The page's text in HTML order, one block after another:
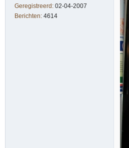
Geregistreerd: 02-04-2007
Berichten: 4614